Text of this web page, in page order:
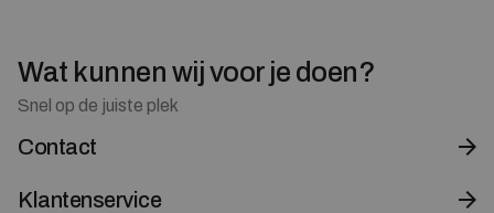
Wat kunnen wij voor je doen?
Snel op de juiste plek
Contact
Klantenservice